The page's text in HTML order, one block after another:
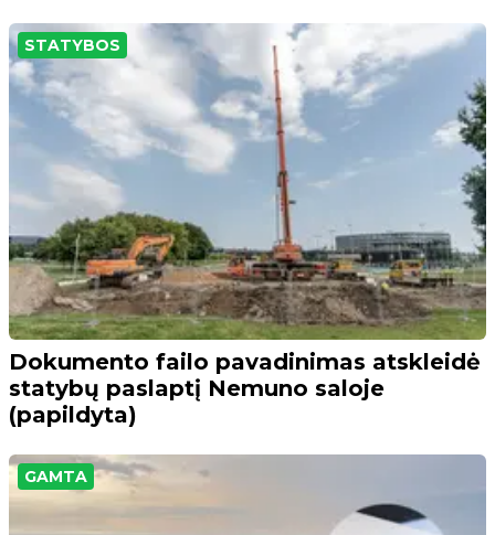
STATYBOS
Dokumento failo pavadinimas atskleidė
statybų paslaptį Nemuno saloje
(papildyta)
GAMTA